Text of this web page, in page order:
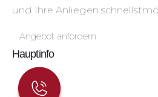
und Ihre Anliegen
Angebot anfordern
Hauptinfo